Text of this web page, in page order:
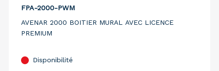
FPA-2000-PWM
AVENAR 2000 BOITIER MURAL AVEC LICENCE
PREMIUM
Disponibilité